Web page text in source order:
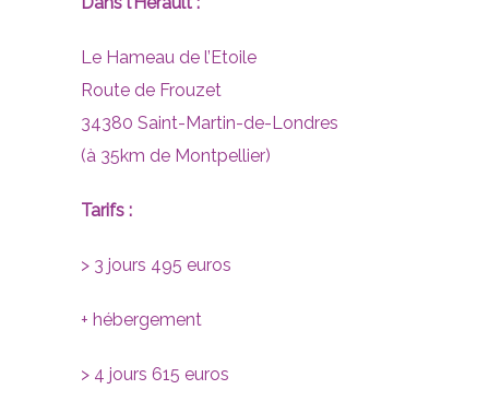
Le Hameau de l’Etoile
Route de Frouzet
34380 Saint-Martin-de-Londres
(à 35km de Montpellier)
Tarifs :
> 3 jours 495 euros
+ hébergement
> 4 jours 615 euros